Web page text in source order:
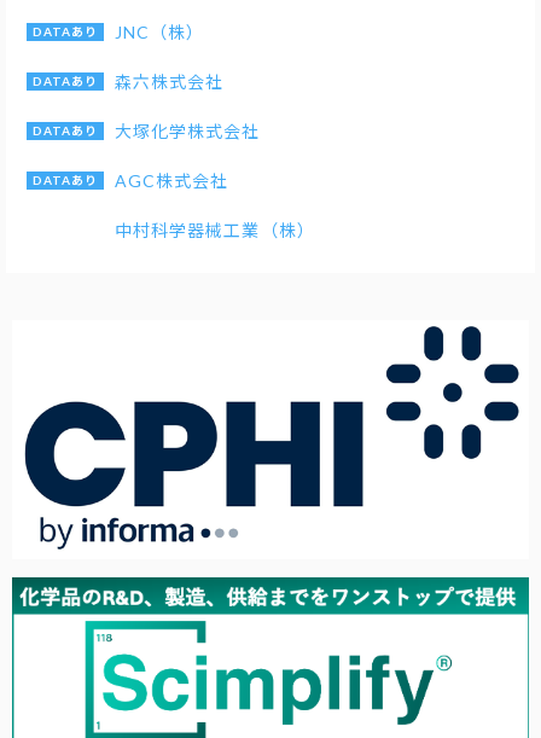
JNC（株）
森六株式会社
大塚化学株式会社
AGC株式会社
中村科学器械工業（株）